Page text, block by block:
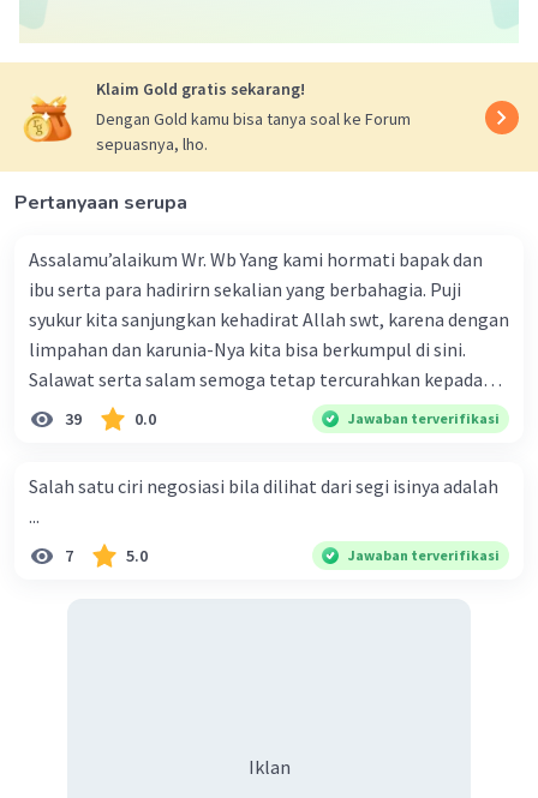
Iklan
Klaim Gold gratis sekarang!
Dengan Gold kamu bisa tanya soal ke Forum
sepuasnya, lho.
Pertanyaan serupa
Assalamu’alaikum Wr. Wb Yang kami hormati bapak dan
ibu serta para hadirirn sekalian yang berbahagia. Puji
syukur kita sanjungkan kehadirat Allah swt, karena dengan
limpahan dan karunia-Nya kita bisa berkumpul di sini.
Salawat serta salam semoga tetap tercurahkan kepada
junjungan Nabi besar Muhammad saw, karena beliau
menyiarkan agama yang haq, yakni agama islam, agama
ke dalam umat-Nya yang diberkahi. Amin ya rabbal alamin.
Hadirin sekalian yang berbahagia! Dirasa amat penting
sekali jiwa sosial untuk diterapkan di lingkungan keluarga,
limpahan karuniaNya kita bisa berkumpul di sini. Kalimat
39 0.0 Jawaban terverifikasi
Salah satu ciri negosiasi bila dilihat dari segi isinya adalah
...
7 5.0 Jawaban terverifikasi
Iklan